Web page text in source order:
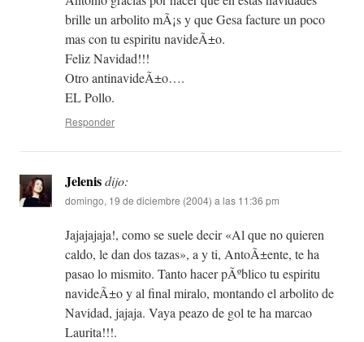
brille un arbolito mÃ¡s y que Gesa facture un poco
mas con tu espiritu navideÃ±o.
Feliz Navidad!!!
Otro antinavideÃ±o….
EL Pollo.
Responder
Jelenisdijo:
domingo, 19 de diciembre (2004) a las 11:36 pm
Jajajajaja!, como se suele decir «Al que no quieren
caldo, le dan dos tazas», a y ti, AntoÃ±ente, te ha
pasao lo mismito. Tanto hacer pÃºblico tu espiritu
navideÃ±o y al final miralo, montando el arbolito de
Navidad, jajaja. Vaya peazo de gol te ha marcao
Laurita!!!.